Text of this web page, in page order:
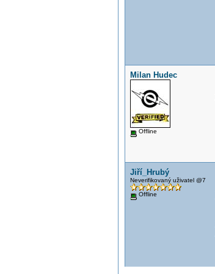
Milan Hudec
Offline
Jiří_Hrubý
Neverifikovaný uživatel @7
Offline